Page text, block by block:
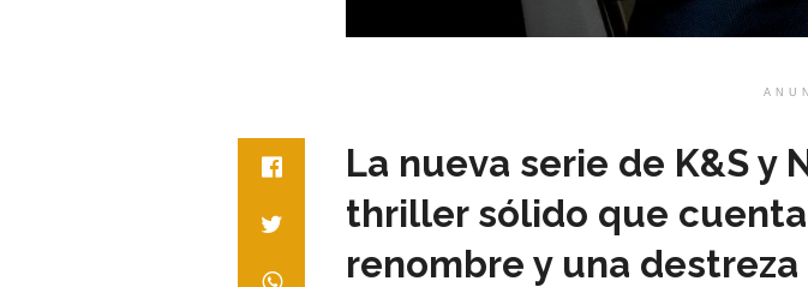
La nueva serie de K&S y
thriller sólido que
renombre y una